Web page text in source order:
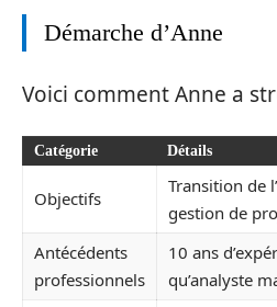
Démarche d’Anne
Voici comment Anne a
Catégorie Détails
Objectifs
Transition de
gestion de
Antécédents
professionnels
10 ans
qu’analyste